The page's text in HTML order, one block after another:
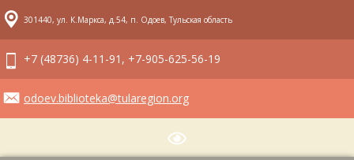
301440, ул. К.Маркса, д.54, п. Одоев, Тульская область
+7 (48736) 4-11-91, +7-905-625-56-19
odoev.biblioteka@tularegion.org